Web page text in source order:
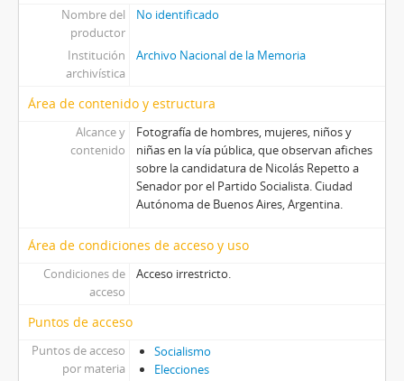
Nombre del
productor
No identificado
Institución
archivística
Archivo Nacional de la Memoria
Área de contenido y estructura
Alcance y
contenido
Fotografía de hombres, mujeres, niños y
niñas en la vía pública, que observan afiches
sobre la candidatura de Nicolás Repetto a
Senador por el Partido Socialista. Ciudad
Autónoma de Buenos Aires, Argentina.
Área de condiciones de acceso y uso
Condiciones de
acceso
Acceso irrestricto.
Puntos de acceso
Puntos de acceso
por materia
Socialismo
Elecciones